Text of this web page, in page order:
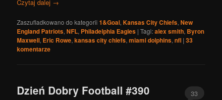
Czytaj dalej →
Zaszufladkowano do kategorii 1&Goal,Kansas City Chiefs,New
England Patriots,NFL, Philadelphia Eagles |Tagi:alex smith, Byron
Maxwell, Eric Rowe,kansas city chiefs,miami dolphins,nfl |33
komentarze
Dzień Dobry Football #390 33